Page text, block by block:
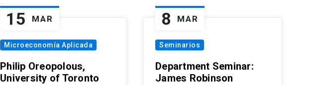
15 MAR
Microeconomía Aplicada
Philip Oreopolous,
University of Toronto
8 MAR
Seminarios
Department Seminar:
James Robinson